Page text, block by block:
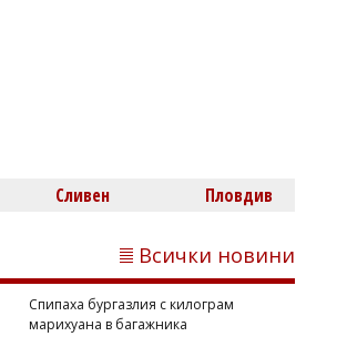
Сливен Пловдив
Всички новини
Спипаха бургазлия с килограм
марихуана в багажника